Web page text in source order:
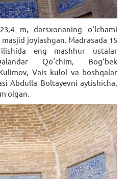
m, darsxonaning o‘lchami
joylashgan. Madrasada 15
eng mashhur ustalar
Qo‘chim, Bog‘bek
Vais kulol va boshqalar
Abdulla Boltayevni aytishicha,
olgan.